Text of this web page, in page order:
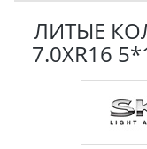
ЛИТЫЕ
7.0XR16